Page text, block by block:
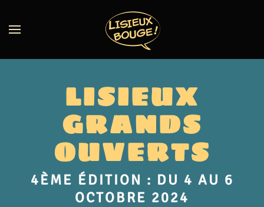
LISIEUX
GRANDS
OUVERTS
4ÈME ÉDITION : DU 4 AU 6
OCTOBRE 2024